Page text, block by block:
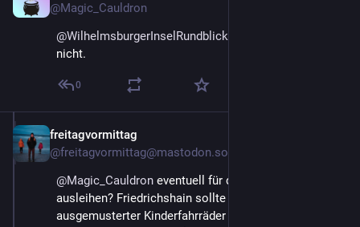
@Magic_Cauldron
@WilhelmsburgerInselRundblick
nicht.
0
freitagvormittag
@freitagvormittag@mastodon.social
@Magic_Cauldron eventuell für die Prüfung eines
ausleihen? Friedrichshain sollte doch voller
ausgemusterter Kinderfahrräder sein 😉